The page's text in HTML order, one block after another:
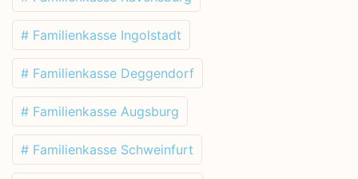
# Familienkasse Ingolstadt
# Familienkasse Deggendorf
# Familienkasse Augsburg
# Familienkasse Schweinfurt